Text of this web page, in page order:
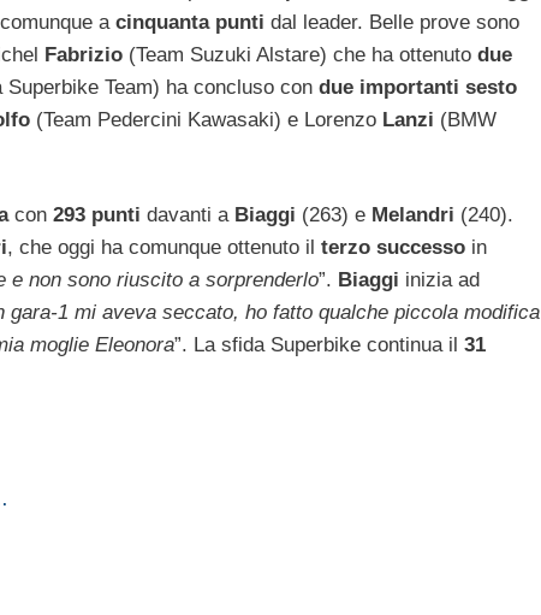
a cinquanta punti dal leader. Belle prove sono
Fabrizio (Team Suzuki Alstare) che ha ottenuto due
Team) ha concluso con due importanti sesto
(Team Pedercini Kawasaki) e Lorenzo Lanzi (BMW
con 293 punti davanti a Biaggi (263) e Melandri (240).
, che oggi ha comunque ottenuto il terzo successo in
e non sono riuscito a sorprenderlo”. Biaggi inizia ad
gara-1 mi aveva seccato, ho fatto qualche piccola modifica
moglie Eleonora”. La sfida Superbike continua il 31